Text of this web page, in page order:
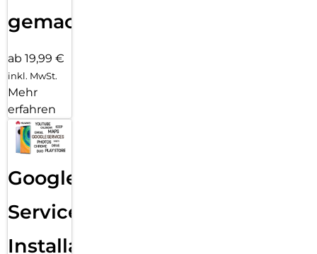
gemacht!
ab 19,99 €
inkl. MwSt.
Mehr
erfahren
Google
Services
Installation